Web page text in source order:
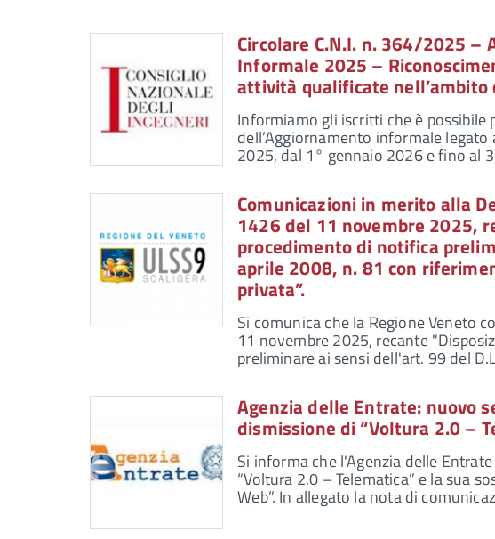
Circolare C.N.I. n. 364/2025
Informale 2025 –
attività qualificate nell’ambito
Informiamo gli iscritti che è possibile
dell’Aggiornamento informale
2025, dal 1° gennaio 2026 e fino al
Comunicazioni in merito alla
1426 del 11 novembre 2025,
procedimento di notifica
aprile 2008, n. 81 con
privata”.
Si comunica che la Regione Veneto
11 novembre 2025, recante
preliminare ai sensi dell'art. 99 del
Agenzia delle Entrate: nuovo
dismissione di “Voltura 2.0 –
Si informa che l'Agenzia delle
“Voltura 2.0 – Telematica” e la sua
Web”. In allegato la nota di